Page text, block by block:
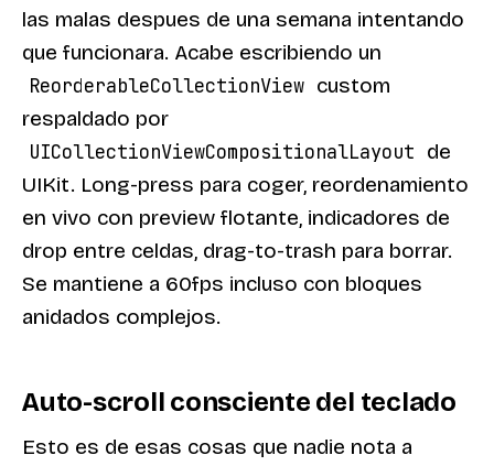
las malas despues de una semana intentando
que funcionara. Acabe escribiendo un
ReorderableCollectionView custom
respaldado por
UICollectionViewCompositionalLayout de
UIKit. Long-press para coger, reordenamiento
en vivo con preview flotante, indicadores de
drop entre celdas, drag-to-trash para borrar.
Se mantiene a 60fps incluso con bloques
anidados complejos.
Auto-scroll consciente del teclado
Esto es de esas cosas que nadie nota a